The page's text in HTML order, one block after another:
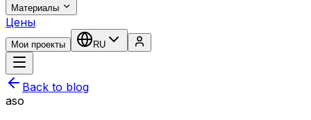
Материалы
Цены
Мои проекты RU
Back to blog
aso